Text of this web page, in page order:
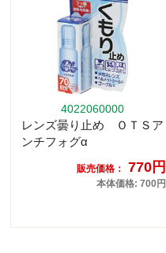
4022060000
レンズ曇り止め ＯＴＳア
ンチフォグα
販売価格： 770円
本体価格: 700円